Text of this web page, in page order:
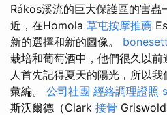
Rákos溪流的巨大保護區的害蟲
近，在Homola 草屯按摩推薦
新的選擇和新的圖像。
栽培和葡萄酒中，他們很久以
人首先記得夏天的陽光，所以
彙編。 公司社團 經絡調理證照
斯沃爾德（Clark 接骨 Griswold